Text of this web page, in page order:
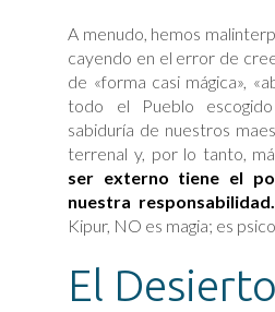
A menudo, hemos
cayendo en el error de
de «forma casi mágica»,
todo el Pueblo
sabiduría de nuestros
terrenal y, por lo tanto,
ser externo tiene el
nuestra responsabilidad.
Kipur, NO es magia; es
El